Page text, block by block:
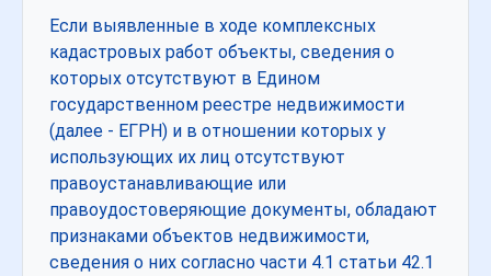
Если выявленные в ходе комплексных
кадастровых работ объекты, сведения о
которых отсутствуют в Едином
государственном реестре недвижимости
(далее - ЕГРН) и в отношении которых у
использующих их лиц отсутствуют
правоустанавливающие или
правоудостоверяющие документы, обладают
признаками объектов недвижимости,
сведения о них согласно части 4.1 статьи 42.1